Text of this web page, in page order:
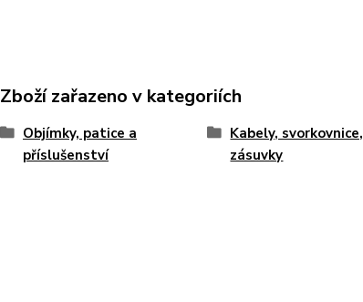
Zboží zařazeno v kategoriích
Objímky, patice a
příslušenství
Kabely, svorkovnice,
zásuvky